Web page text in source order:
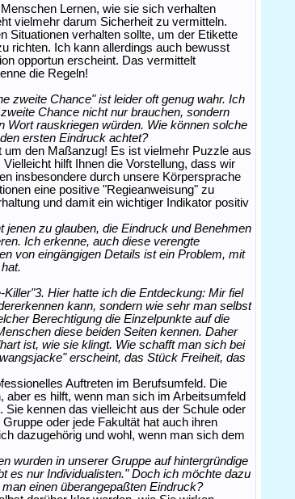
Lernen, wie sie sich verhalten
vielmehr darum Sicherheit zu vermitteln.
Situationen verhalten sollte, um der Etikette
richten. Ich kann allerdings auch bewusst
opportun erscheint. Das vermittelt
die Regeln!
zweite Chance" ist leider oft genug wahr. Ich
Chance nicht nur brauchen, sondern
Wort rauskriegen würden. Wie können solche
ersten Eindruck achtet?
den Maßanzug! Es ist vielmehr Puzzle aus
hilft Ihnen die Vorstellung, dass wir
insbesondere durch unsere Körpersprache
eine positive "Regieanweisung" zu
und damit ein wichtiger Indikator positiv
zu glauben, die Eindruck und Benehmen
Ich erkenne, auch diese verengte
von eingängigen Details ist ein Problem, mit
Hier hatte ich die Entdeckung: Mir fiel
kann, sondern wie sehr man selbst
Berechtigung die Einzelpunkte auf die
diese beiden Seiten kennen. Daher
ist, wie sie klingt. Wie schafft man sich bei
erscheint, das Stück Freiheit, das
Auftreten im Berufsumfeld. Die
es hilft, wenn man sich im Arbeitsumfeld
kennen das vielleicht aus der Schule oder
oder jede Fakultät hat auch ihren
dazugehörig und wohl, wenn man sich dem
wurden in unserer Gruppe auf hintergründige
es nur Individualisten." Doch ich möchte dazu
einen überangepaßten Eindruck?